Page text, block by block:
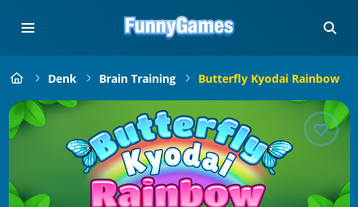
Denk Brain Training Butterfly Kyodai Rainbow